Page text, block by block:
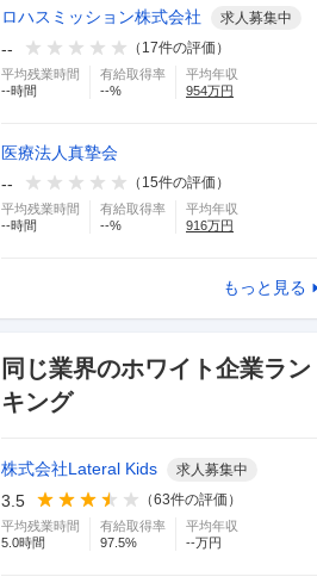
ロハスミッション株式会社 求人募集中
-- （ 17件の評価）
平均残業時間
--時間
有給取得率
--%
平均年収
954万円
医療法人真摯会
--
（ 15件の評価）
平均残業時間
--時間
有給取得率
--%
平均年収
916万円
もっと見る
同じ業界のホワイト企業ラン
キング
株式会社Lateral Kids 求人募集中
3.5 （63件の評価）
平均残業時間
5.0時間
有給取得率
97.5%
平均年収
--万円